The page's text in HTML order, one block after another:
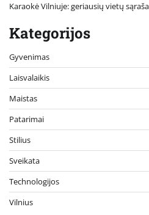
Karaokė Vilniuje: geriausių vietų
Kategorijos
Gyvenimas
Laisvalaikis
Maistas
Patarimai
Stilius
Sveikata
Technologijos
Vilnius